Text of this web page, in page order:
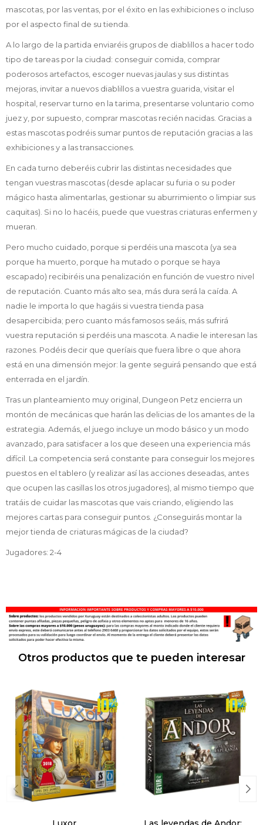
mascotas, por las ventas, por el éxito en las exhibiciones o incluso
por el aspecto final de su tienda.
A lo largo de la partida enviaréis grupos de diablillos a hacer todo
tipo de tareas por la ciudad: conseguir comida, comprar
poderosos artefactos, escoger nuevas jaulas y sus distintas
mejoras, invitar a nuevos diablillos a vuestra guarida, visitar el
hospital, reservar turno en la tarima, presentarse voluntario como
juez y, por supuesto, comprar mascotas recién nacidas. Gracias a
estas mascotas podréis sumar puntos de reputación gracias a las
exhibiciones y a las transacciones.
En cada turno deberéis cubrir las distintas necesidades que
tengan vuestras mascotas (desde aplacar su furia o su poder
mágico hasta alimentarlas, gestionar su aburrimiento o limpiar sus
caquitas). Si no lo hacéis, puede que vuestras criaturas enfermen y
mueran.
Pero mucho cuidado, porque si perdéis una mascota (ya sea
porque ha muerto, porque ha mutado o porque se haya
escapado) recibiréis una penalización en función de vuestro nivel
de reputación. Cuanto más alto sea, más dura será la caída. A
nadie le importa lo que hagáis si vuestra tienda pasa
desapercibida; pero cuanto más famosos seáis, más sufrirá
vuestra reputación si perdéis una mascota. A nadie le interesan las
razones. Podéis decir que queríais que fuera libre o que ahora
está en una dimensión mejor: la gente seguirá pensando que está
enterrada en el jardín.
Tras un planteamiento muy original, Dungeon Petz encierra un
montón de mecánicas que harán las delicias de los amantes de la
estrategia. Además, el juego incluye un modo básico y un modo
avanzado, para satisfacer a los que deseen una experiencia más
difícil. La competencia será constante para conseguir los mejores
puestos en el tablero (y realizar así las acciones deseadas, antes
que ocupen las casillas los otros jugadores), al mismo tiempo que
tratáis de cuidar las mascotas que vais criando, eligiendo las
mejores cartas para conseguir puntos. ¿Conseguirás montar la
mejor tienda de criaturas mágicas de la ciudad?
Jugadores: 2-4
Otros productos que te pueden interesar